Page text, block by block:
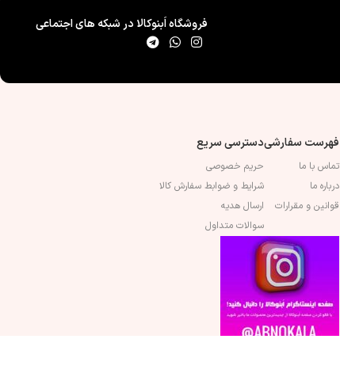
فروشگاه اَبنوکالا در شبکه های اجتماعی
فهرست سفارشی
تماس با ما
درباره ما
قوانین و مقرارات
دسترسی سریع
حریم خصوصی
شرایط و ضوابط سفارش کالا
ارسال هدیه
سوالات متداول